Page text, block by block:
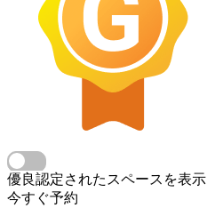
優良認定されたスペースを表示
今すぐ予約